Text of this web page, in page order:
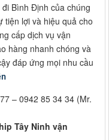
Bình Định của chúng
tiện lợi và hiệu quả cho
cấp dịch vụ vận
hàng nhanh chóng và
đáp ứng mọi nhu cầu
– 0942 85 34 34 (Mr.
Tây Ninh vận